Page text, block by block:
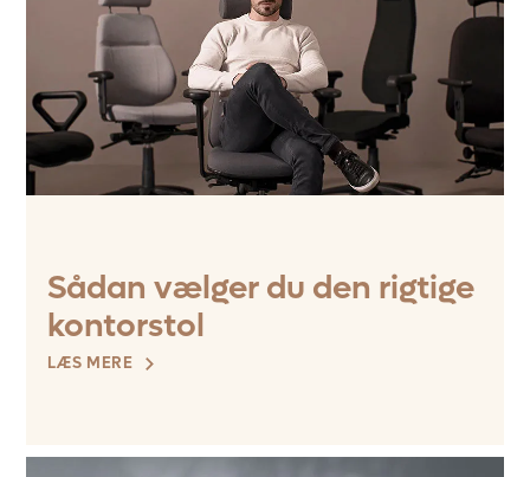
Sådan vælger du den rigtige
kontorstol
LÆS MERE